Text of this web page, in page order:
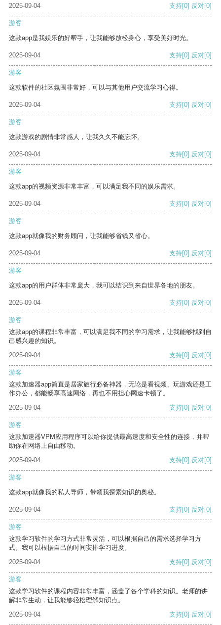
2025-09-04
支持[0] 反对[0]
游客
这款app是我娱乐的好帮手，让我能够放松身心，享受美好时光。
2025-09-04 支持[0] 反对[0]
游客
这款软件的社区氛围非常好，可以与其他用户交流学习心得。
2025-09-04 支持[0] 反对[0]
游客
这款游戏的剧情非常感人，让我久久不能忘怀。
2025-09-04 支持[0] 反对[0]
游客
这款app的视频资源非常丰富，可以满足我不同的娱乐需求。
2025-09-04 支持[0] 反对[0]
游客
这款app就像我的财务顾问，让我能够省钱又省心。
2025-09-04 支持[0] 反对[0]
游客
这款app的用户群体非常庞大，我可以结识到来自世界各地的朋友。
2025-09-04 支持[0] 反对[0]
游客
这款app的课程非常丰富，可以满足我不同的学习需求，让我能够找到自
己感兴趣的知识。
2025-09-04
支持[0] 反对[0]
游客
这款加速器app简直是居家旅行必备神器，无论是看视频、玩游戏还是工
作办公，都能畅享高速网络，再也不用担心网速卡顿了。
2025-09-04
支持[0] 反对[0]
游客
这款加速器VPM应用程序可以给你提供最高速度和安全性的连接，并帮
助你在网络上自由移动。
2025-09-04
支持[0] 反对[0]
游客
这款app就像我的私人导师，带领我探索知识的奥秘。
2025-09-04 支持[0] 反对[0]
游客
这款学习软件的学习方式非常灵活，可以根据自己的需求选择学习方
式。我可以根据自己的时间安排学习进度。
2025-09-04
支持[0] 反对[0]
游客
这款学习软件的课程内容非常丰富，涵盖了各个学科的知识。老师的讲
解非常生动，让我能够轻松理解知识点。
2025-09-04
支持[0] 反对[0]